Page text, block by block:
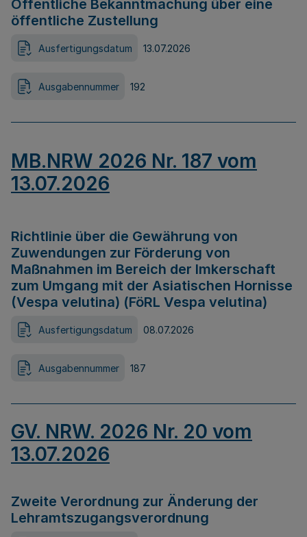
Öffentliche Bekanntmachung über eine
öffentliche Zustellung
Ausfertigungsdatum 13.07.2026
Ausgabennummer 192
MB.NRW 2026 Nr. 187 vom
13.07.2026
Richtlinie über die Gewährung von
Zuwendungen zur Förderung von
Maßnahmen im Bereich der Imkerschaft
zum Umgang mit der Asiatischen Hornisse
(Vespa velutina) (FöRL Vespa velutina)
Ausfertigungsdatum 08.07.2026
Ausgabennummer 187
GV. NRW. 2026 Nr. 20 vom
13.07.2026
Zweite Verordnung zur Änderung der
Lehramtszugangsverordnung